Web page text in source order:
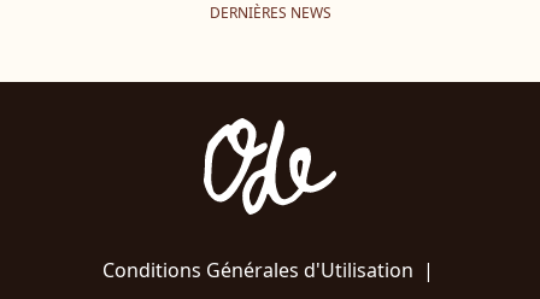
DERNIÈRES NEWS
Conditions Générales d'Utilisation |